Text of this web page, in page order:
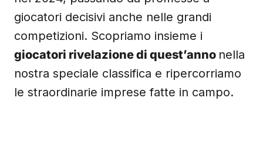
giocatori decisivi anche nelle grandi
competizioni. Scopriamo insieme i
giocatori rivelazione di quest’anno nella
nostra speciale classifica e ripercorriamo
le straordinarie imprese fatte in campo.